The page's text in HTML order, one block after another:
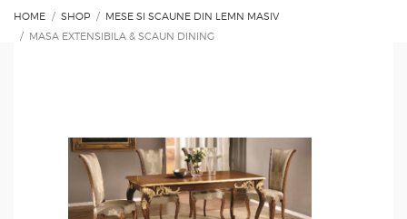
HOME SHOP
MESE SI SCAUNE DIN LEMN MASIV
MASA EXTENSIBILA & SCAUN DINING